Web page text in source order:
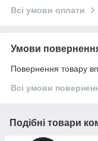
Всі умови оплати
Умови
Повернення товару
Всі умови
Подібні товари